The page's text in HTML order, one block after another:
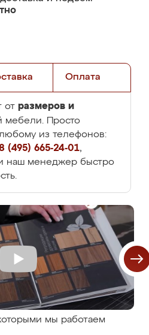
Оплата
от размеров и
мебели. Просто
из телефонов:
(495) 665-24-01,
наш менеджер быстро
мы работаем